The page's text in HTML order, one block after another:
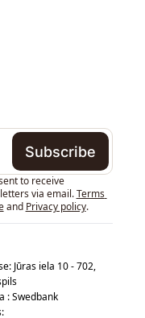
Subscribe
to receive
via email. Terms
and Privacy policy.
Jūras iela 10 - 702,
: Swedbank